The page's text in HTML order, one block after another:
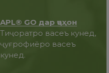
APL® GO дар ҷаҳон
Тиҷоратро васеъ кунед,
ҷуғрофиёро васеъ
кунед.